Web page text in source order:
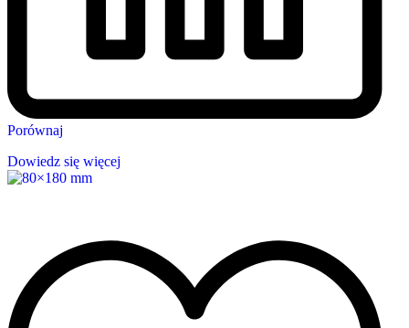
Porównaj
Dowiedz się więcej